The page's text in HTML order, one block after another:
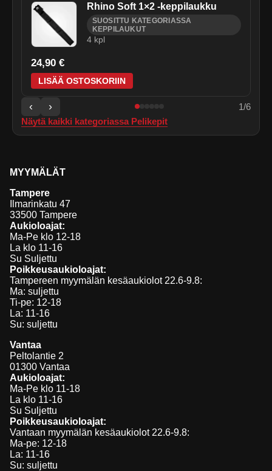
Rhino Soft 1×2 -keppilaukku
SUOSITTU KATEGORIASSA
KEPPILAUKUT
4kpl
24,90 €
LISÄÄ OSTOSKORIIN
‹ › 1/6
Näytä kaikki kategoriassa Pelikepit
MYYMÄLÄT
Tampere
Ilmarinkatu 47
33500 Tampere
Aukioloajat:
Ma-Pe klo 12-18
La klo 11-16
Su Suljettu
Poikkeusaukioloajat:
Tampereen myymälän kesäaukiolot 22.6-9.8:
Ma: suljettu
Ti-pe: 12-18
La: 11-16
Su: suljettu
Vantaa
Peltolantie 2
01300 Vantaa
Aukioloajat:
Ma-Pe klo 11-18
La klo 11-16
Su Suljettu
Poikkeusaukioloajat:
Vantaan myymälän kesäaukiolot 22.6-9.8:
Ma-pe: 12-18
La: 11-16
Su: suljettu